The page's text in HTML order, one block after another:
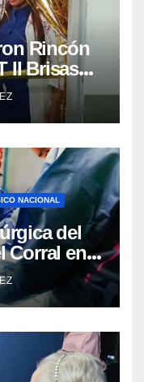
Rincón
II Brisas
NACIONAL
del
Corral en